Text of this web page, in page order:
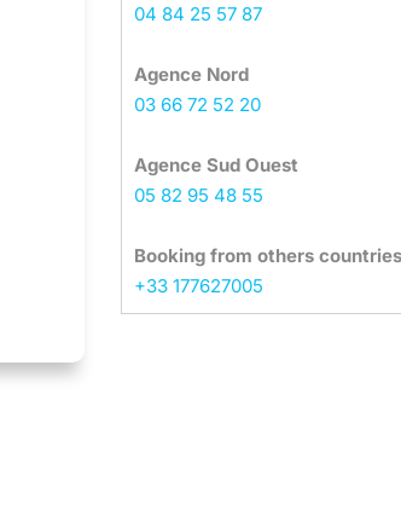
04 84 25 57 87
Agence Nord
03 66 72 52 20
Agence Sud Ouest
05 82 95 48 55
Booking from others countries
+33 177627005